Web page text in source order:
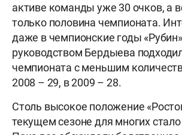
активе команды уже 30 очков, а
только половина чемпионата.
даже в чемпионские годы
руководством Бердыева
чемпионата с меньшим
2008 – 29, в 2009 – 28.
Столь высокое положение
текущем сезоне для многих